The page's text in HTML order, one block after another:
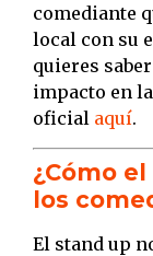
comediante
local con su
quieres
impacto en
oficial aquí.
¿Cómo
los
El stand up